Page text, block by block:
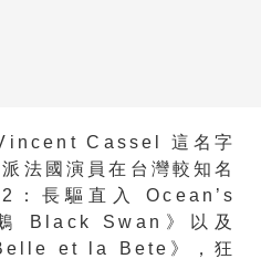
Cassel這名字
法國演員在台灣較知名
2 ：長驅直入
Ocean’s
Black Swan 》以及
et la Bete 》，狂